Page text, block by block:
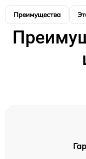
Преимущества